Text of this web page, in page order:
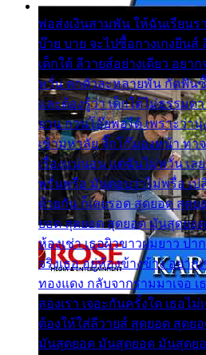
พ่อส่งเงินสามพัน ให้ฉันเรียน
บ๊าย บาย จะไปซื้อกางเกงยีนส์
เด็กใต้ ลีวายส์อย่างเดียว อยา
หวั่น ตกตัวละหลายพัน กัดฟันซื้
และต้องรู้ว่า เด็กใต้ไม่ธรรมด
ยวน กวนโอ๊ยพอได้ เพราะว่า
เข้ามหาลัย จิ๊กโก๊มองหน้า ท่า
เรื่องแน่นอน แต่ฉันไม่หวั่น เล
พรั่นพรือ มันตอบว่าไม่พรื่อ เป
ด้วยกัน ก็เลยรอด สุดยอด สุด
ยอด สุดยอด สุดยอด มันสุดยอ
ห้องเช่า เธอผิวขาวผมยาว ปา
จริงเธอ อยู่ห้องข้างข้าง อยาก
ทองแดง กลับจากรามมาเจอ
สองเรา เจอะกันครั้งใด เธอไ
ต้องให้ใส่ลีวายส์ สุดยอด สุด
มันสุดยอด มันสุดยอด มันสุดย